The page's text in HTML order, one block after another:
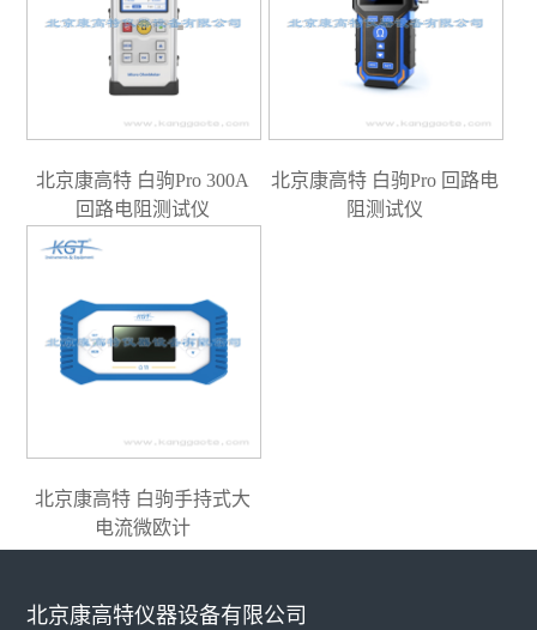
北京康高特 白驹Pro 300A
回路电阻测试仪
北京康高特 白驹Pro 回路电
阻测试仪
北京康高特 白驹手持式大
电流微欧计
北京康高特仪器设备有限公司